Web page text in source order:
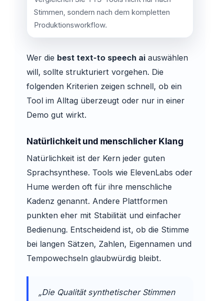
Stimmen, sondern nach dem kompletten
Produktionsworkflow.
Wer die best text-to speech ai auswählen
will, sollte strukturiert vorgehen. Die
folgenden Kriterien zeigen schnell, ob ein
Tool im Alltag überzeugt oder nur in einer
Demo gut wirkt.
Natürlichkeit und menschlicher Klang
Natürlichkeit ist der Kern jeder guten
Sprachsynthese. Tools wie ElevenLabs oder
Hume werden oft für ihre menschliche
Kadenz genannt. Andere Plattformen
punkten eher mit Stabilität und einfacher
Bedienung. Entscheidend ist, ob die Stimme
bei langen Sätzen, Zahlen, Eigennamen und
Tempowechseln glaubwürdig bleibt.
„Die Qualität synthetischer Stimmen